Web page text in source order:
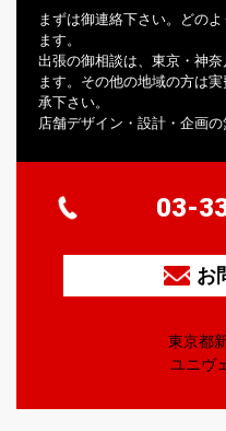
まずは御連絡下さい。どの
ます。
出張の御相談は、東京・神
ます。その他の地域の方は
承下さい。
店舗デザイン・設計・企画
03-
お
東京都
ユニヴ